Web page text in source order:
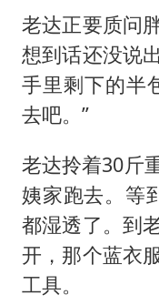
老达正要质问
想到话还没说
手里剩下的半
去吧。”
老达拎着30斤
姨家跑去。等
都湿透了。到
开，那个蓝衣
工具。